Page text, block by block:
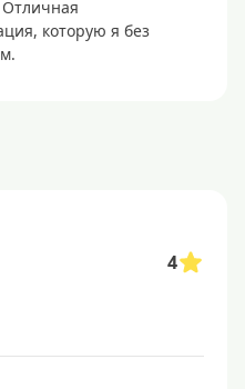
которую я без
4